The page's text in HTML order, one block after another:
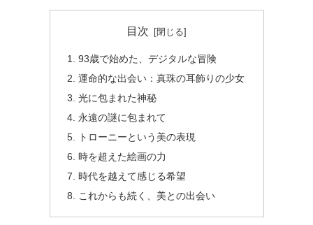
目次
93歳で始めた、デジタルな冒険
運命的な出会い：真珠の耳飾りの少女
光に包まれた神秘
永遠の謎に包まれて
トローニーという美の表現
時を超えた絵画の力
時代を越えて感じる希望
これからも続く、美との出会い